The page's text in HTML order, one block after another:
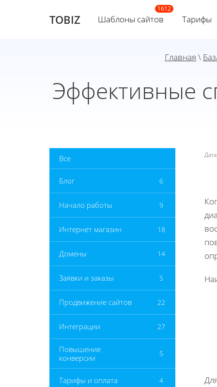
TOBIZ Шаблоны сайтов Тарифы
Главная \
Эффективные
Все
Блог 6
Начало работы 9
Интернет магазин 18
Домены 14
Заявки и заказы 5
Продвижение сайтов 22
Интеграции 27
Повышение
конверсии
5
Тарифы и оплата 4